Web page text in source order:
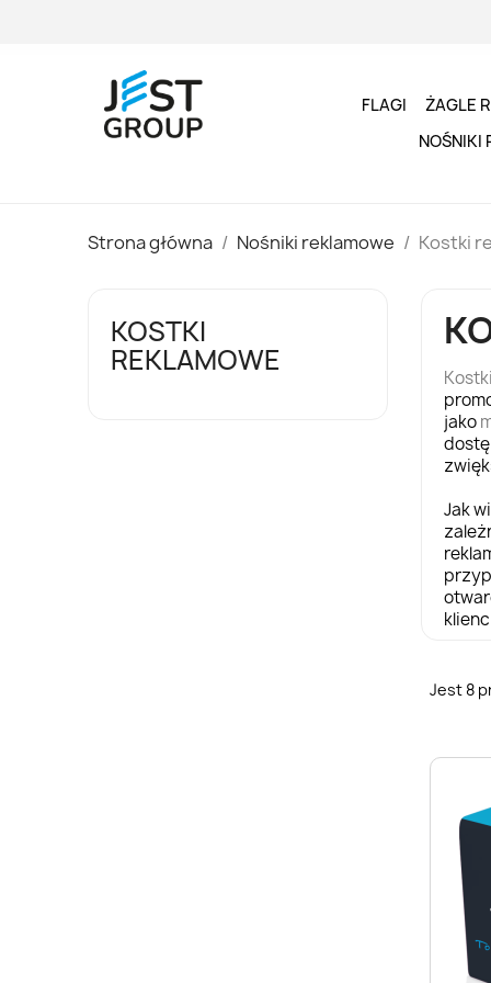
FLAGI
ŻAGLE
NOŚNIKI
Strona główna Nośniki reklamowe Kostki
KOSTKI
REKLAMOWE
jako
Jak
Jest 8